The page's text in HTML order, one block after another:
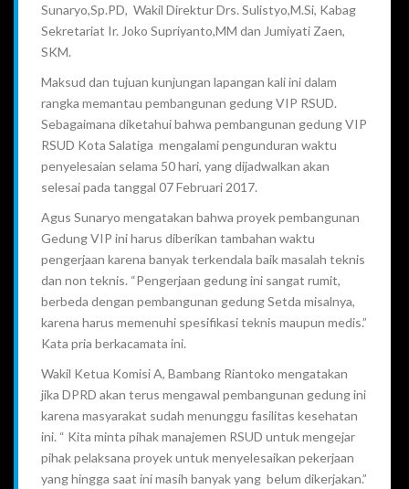
Sunaryo,Sp.PD, Wakil Direktur Drs. Sulistyo,M.Si, Kabag
Sekretariat Ir. Joko Supriyanto,MM dan Jumiyati Zaen,
SKM.
Maksud dan tujuan kunjungan lapangan kali ini dalam
rangka memantau pembangunan gedung VIP RSUD.
Sebagaimana diketahui bahwa pembangunan gedung VIP
RSUD Kota Salatiga mengalami pengunduran waktu
penyelesaian selama 50 hari, yang dijadwalkan akan
selesai pada tanggal 07 Februari 2017.
Agus Sunaryo mengatakan bahwa proyek pembangunan
Gedung VIP ini harus diberikan tambahan waktu
pengerjaan karena banyak terkendala baik masalah teknis
dan non teknis. “Pengerjaan gedung ini sangat rumit,
berbeda dengan pembangunan gedung Setda misalnya,
karena harus memenuhi spesifikasi teknis maupun medis.”
Kata pria berkacamata ini.
Wakil Ketua Komisi A, Bambang Riantoko mengatakan
jika DPRD akan terus mengawal pembangunan gedung ini
karena masyarakat sudah menunggu fasilitas kesehatan
ini. “ Kita minta pihak manajemen RSUD untuk mengejar
pihak pelaksana proyek untuk menyelesaikan pekerjaan
yang hingga saat ini masih banyak yang belum dikerjakan.”